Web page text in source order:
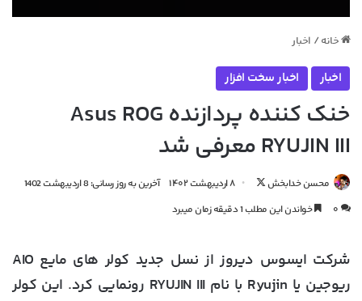
خانه / اخبار
اخبار اخبار سخت افزار
خنک کننده پردازنده Asus ROG
RYUJIN III معرفی شد
محسن خدابخش
دنبال
کردن
۸ اردیبهشت ۱۴۰۲
آخرین به روز رسانی: 8 اردیبهشت 1402
۰
خواندن این مطلب 1 دقیقه زمان میبرد
شرکت ایسوس دیروز از نسل جدید کولر های مایع AIO
ریوجین یا Ryujin با نام RYUJIN III رونمایی کرد. این کولر